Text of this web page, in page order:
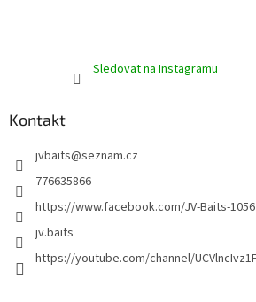
Sledovat na Instagramu
Kontakt
jvbaits@seznam.cz
776635866
https://www.facebook.com/JV-Baits-
jv.baits
https://youtube.com/channel/